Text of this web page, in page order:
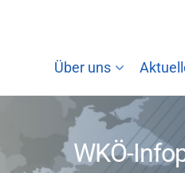
Über uns
WKÖ-